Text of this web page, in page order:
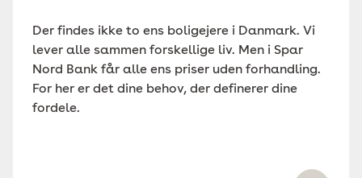
Der findes ikke to ens boligejere i Danmark. Vi
lever alle sammen forskellige liv. Men i Spar
Nord Bank får alle ens priser uden forhandling.
For her er det dine behov, der definerer dine
fordele.